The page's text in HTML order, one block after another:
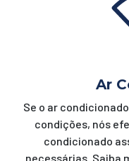
Ar
Se o ar
condições, nós
condicionado
necessárias. Saiba